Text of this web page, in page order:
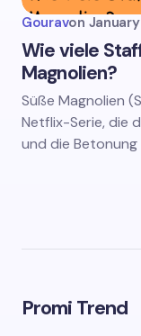
Gouravon
Wie viele
Magnolien?
Süße Magnolien
Netflix-Serie, die
und die
Promi Trend